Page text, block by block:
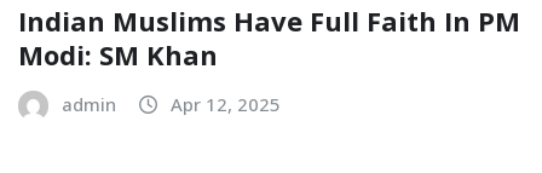
Indian Muslims Have Full Faith In PM
Modi: SM Khan
admin Apr 12, 2025